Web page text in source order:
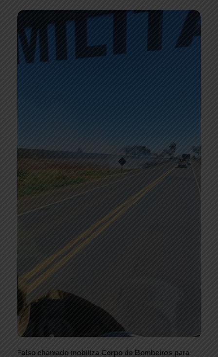
Falso chamado mobiliza Corpo de Bombeiros para